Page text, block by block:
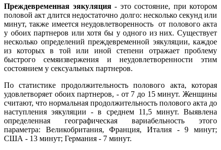
Преждевременная эякуляция- это состояние, при котором
половой акт длится недостаточно долго: несколько секунд или
минут, также имеется неудовлетворенность от полового акта
у обоих партнеров или хотя бы у одного из них. Существует
несколько определений преждевременной эякуляции, каждое
из которых в той или иной степени отражает проблему
быстрого семяизвержения и неудовлетворенности этим
состоянием у сексуальных партнеров.
По статистике продолжительность полового акта, которая
удовлетворяет обоих партнеров, - от 7 до 15 минут. Женщины
считают, что нормальная продолжительность полового акта до
наступления эякуляции - в среднем 11,5 минут. Выявлена
определенная географическая вариабельность этого
параметра: Великобритания, Франция, Италия - 9 минут;
США - 13 минут; Германия - 7 минут.